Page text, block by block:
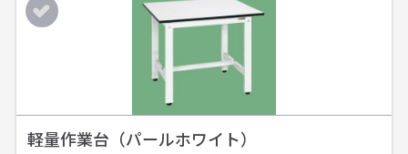
軽量作業台（パールホワイト）